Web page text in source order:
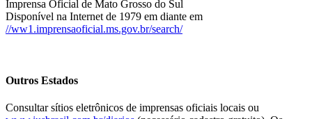
Imprensa Oficial de Mato Grosso do Sul
Disponível na Internet de 1979 em diante em
//ww1.imprensaoficial.ms.gov.br/search/
Outros Estados
Consultar sítios eletrônicos de imprensas oficiais locais ou